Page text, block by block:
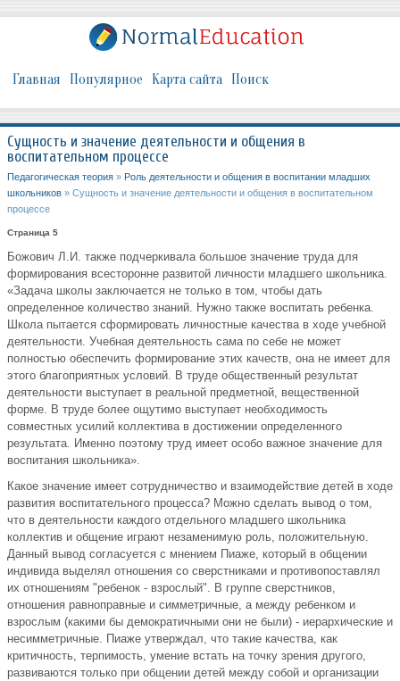
Главная Популярное Карта сайта Поиск
Сущность и значение деятельности и общения в
воспитательном процессе
Педагогическая теория » Роль деятельности и общения в воспитании младших
школьников » Сущность и значение деятельности и общения в воспитательном
процессе
Страница 5
Божович Л.И. также подчеркивала большое значение труда для
формирования всесторонне развитой личности младшего школьника.
«Задача школы заключается не только в том, чтобы дать
определенное количество знаний. Нужно также воспитать ребенка.
Школа пытается сформировать личностные качества в ходе учебной
деятельности. Учебная деятельность сама по себе не может
полностью обеспечить формирование этих качеств, она не имеет для
этого благоприятных условий. В труде общественный результат
деятельности выступает в реальной предметной, вещественной
форме. В труде более ощутимо выступает необходимость
совместных усилий коллектива в достижении определенного
результата. Именно поэтому труд имеет особо важное значение для
воспитания школьника».
Какое значение имеет сотрудничество и взаимодействие детей в ходе
развития воспитательного процесса? Можно сделать вывод о том,
что в деятельности каждого отдельного младшего школьника
коллектив и общение играют незаменимую роль, положительную.
Данный вывод согласуется с мнением Пиаже, который в общении
индивида выделял отношения со сверстниками и противопоставлял
их отношениям "ребенок - взрослый". В группе сверстников,
отношения равноправные и симметричные, а между ребенком и
взрослым (какими бы демократичными они не были) - иерархические и
несимметричные. Пиаже утверждал, что такие качества, как
критичность, терпимость, умение встать на точку зрения другого,
развиваются только при общении детей между собой и организации